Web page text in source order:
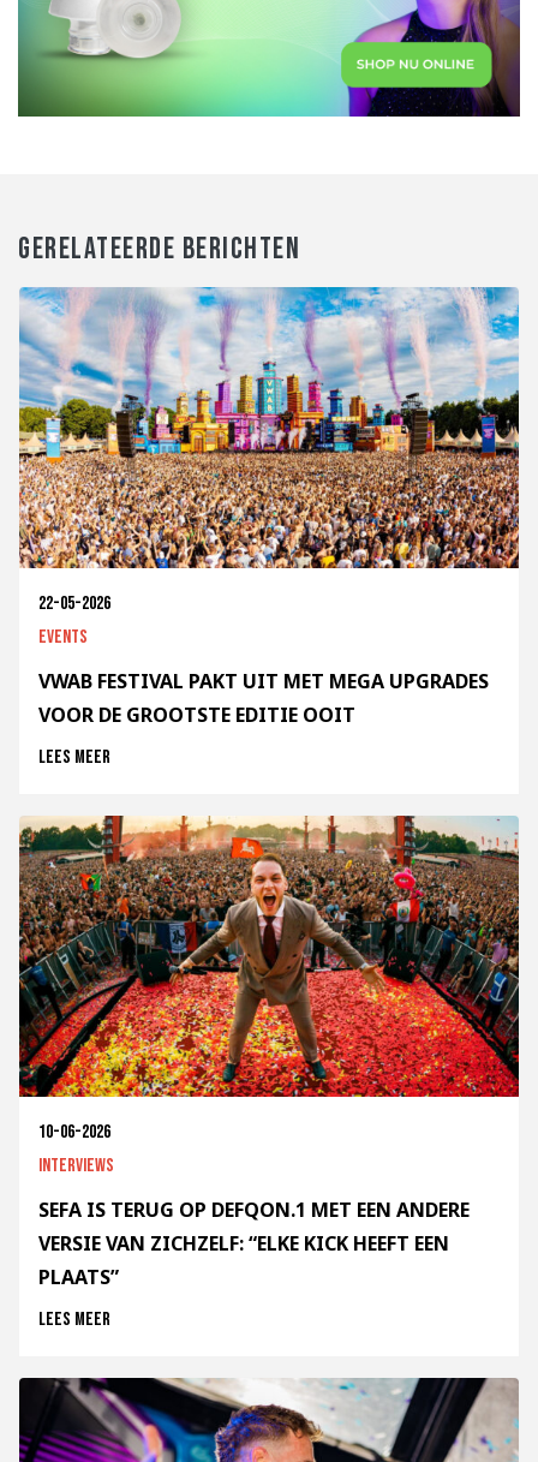
GERELATEERDE BERICHTEN
22-05-2026
Events
VWAB FESTIVAL PAKT UIT MET MEGA UPGRADES
VOOR DE GROOTSTE EDITIE OOIT
Lees meer
10-06-2026
Interviews
SEFA IS TERUG OP DEFQON.1 MET EEN ANDERE
VERSIE VAN ZICHZELF: “ELKE KICK HEEFT EEN
PLAATS”
Lees meer